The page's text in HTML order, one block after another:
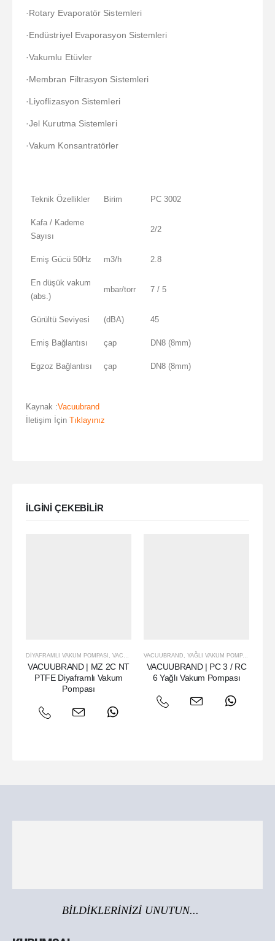
·Rotary Evaporatör Sistemleri
·Endüstriyel Evaporasyon Sistemleri
·Vakumlu Etüvler
·Membran Filtrasyon Sistemleri
·Liyoflizasyon Sistemleri
·Jel Kurutma Sistemleri
·Vakum Konsantratörler
Teknik Özellikler Birim PC 3002
Kafa / Kademe
Sayısı
2/2
Emiş Gücü 50Hz m3/h 2.8
En düşük vakum
(abs.)
mbar/torr 7 / 5
Gürültü Seviyesi (dBA) 45
Emiş Bağlantısı çap DN8 (8mm)
Egzoz Bağlantısı çap DN8 (8mm)
Kaynak :Vacuubrand
İletişim İçin Tıklayınız
ILGINI ÇEKEBILIR
DIYAFRAMLI VAKUM POMPASI , VACUUBRAND
VACUUBRAND | MZ 2C NT
PTFE Diyaframlı Vakum
Pompası
VACUUBRAND , YAĞLI VAKUM POMPASI
VACUUBRAND | PC 3 / RC
6 Yağlı Vakum Pompası
BİLDİKLERİNİZİ UNUTUN...